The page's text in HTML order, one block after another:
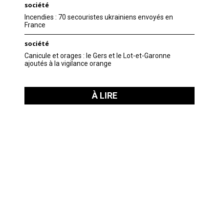
société
Incendies : 70 secouristes ukrainiens envoyés en
France
société
Canicule et orages : le Gers et le Lot-et-Garonne
ajoutés à la vigilance orange
À LIRE